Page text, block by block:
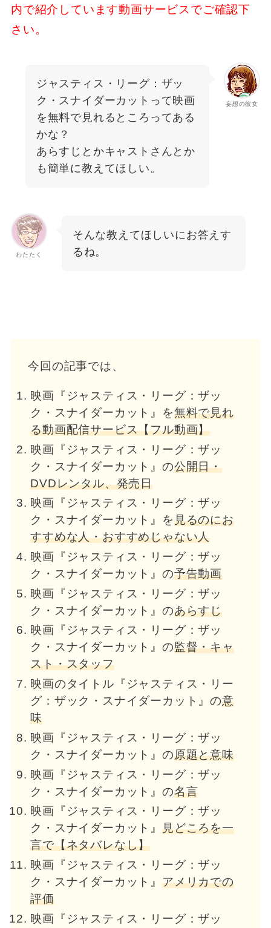
内で紹介しています動画サービスでご確認下
さい。
妄想の彼女
ジャスティス・リーグ：ザッ
ク・スナイダーカットって映画
を無料で見れるところってある
かな？
あらすじとかキャストさんとか
も簡単に教えてほしい。
わたたく
そんな教えてほしいにお答えす
るね。
今回の記事では、
映画『ジャスティス・リーグ：ザッ
ク・スナイダーカット』を無料で見れ
る動画配信サービス【フル動画】
映画『ジャスティス・リーグ：ザッ
ク・スナイダーカット』の公開日・
DVDレンタル、発売日
映画『ジャスティス・リーグ：ザッ
ク・スナイダーカット』を見るのにお
すすめな人・おすすめじゃない人
映画『ジャスティス・リーグ：ザッ
ク・スナイダーカット』の予告動画
映画『ジャスティス・リーグ：ザッ
ク・スナイダーカット』のあらすじ
映画『ジャスティス・リーグ：ザッ
ク・スナイダーカット』の監督・キャ
スト・スタッフ
映画のタイトル『ジャスティス・リー
グ：ザック・スナイダーカット』の意
味
映画『ジャスティス・リーグ：ザッ
ク・スナイダーカット』の原題と意味
映画『ジャスティス・リーグ：ザッ
ク・スナイダーカット』の名言
映画『ジャスティス・リーグ：ザッ
ク・スナイダーカット』 見どころを一
言で【ネタバレなし】
映画『ジャスティス・リーグ：ザッ
ク・スナイダーカット』 アメリカでの
評価
映画『ジャスティス・リーグ：ザッ